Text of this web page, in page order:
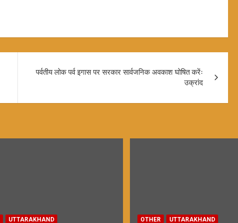
पर्वतीय लोक पर्व इगास पर सरकार सार्वजनिक अवकाश घोषित करेंः
उक्रांद
UTTARAKHAND OTHER UTTARAKHAND